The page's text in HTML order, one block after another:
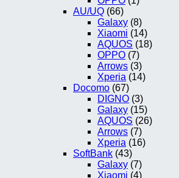
AU/UQ (66)
Galaxy (8)
Xiaomi (14)
AQUOS (18)
OPPO (7)
Arrows (3)
Xperia (14)
Docomo (67)
DIGNO (3)
Galaxy (15)
AQUOS (26)
Arrows (7)
Xperia (16)
SoftBank (43)
Galaxy (7)
Xiaomi (4)